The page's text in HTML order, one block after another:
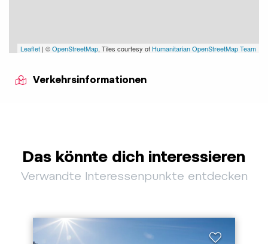
Leaflet | ©OpenStreetMap, Tiles courtesy of Humanitarian OpenStreetMap Team
Verkehrsinformationen
Das könnte dich interessieren
Verwandte Interessenpunkte entdecken